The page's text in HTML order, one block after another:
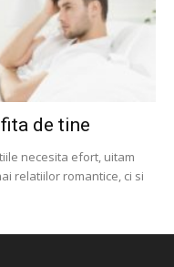
de tine
necesita efort, uitam
relatiilor romantice, ci si